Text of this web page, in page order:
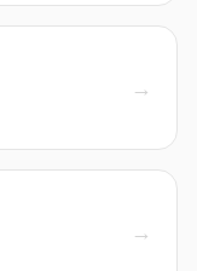
→
→